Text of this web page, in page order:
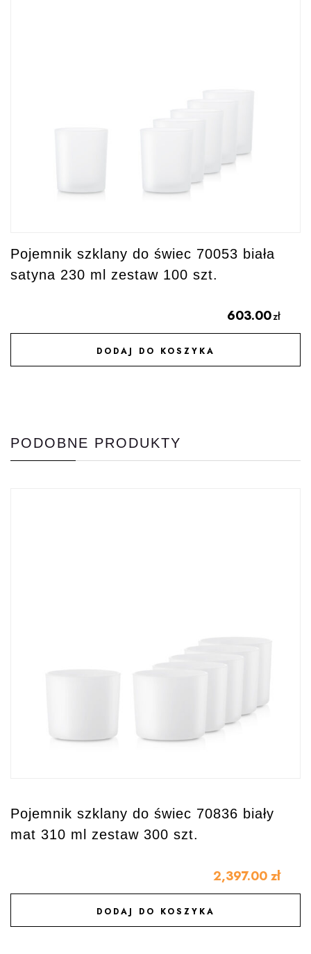
Pojemnik szklany do świec 70053 biała
satyna 230 ml zestaw 100 szt.
603.00zł
DODAJ DO KOSZYKA
DODAJ DO ULUBIONYCH
PODOBNE PRODUKTY
Pojemnik szklany do świec 70836 biały
mat 310 ml zestaw 300 szt.
2,397.00 zł
DODAJ DO KOSZYKA
DODAJ DO ULUBIONYCH